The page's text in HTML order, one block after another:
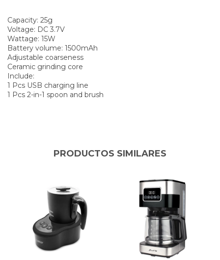
Capacity: 25g
Voltage: DC 3.7V
Wattage: 15W
Battery volume: 1500mAh
Adjustable coarseness
Ceramic grinding core
Include:
1 Pcs USB charging line
1 Pcs 2-in-1 spoon and brush
PRODUCTOS SIMILARES